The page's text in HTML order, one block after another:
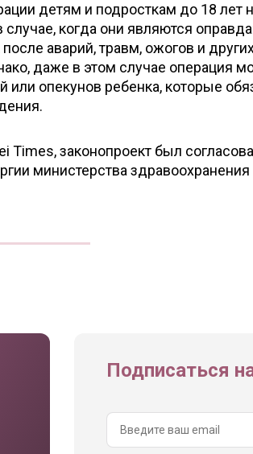
детям и подросткам до 18 лет
случае, когда они являются
аварий, травм, ожогов и
даже в этом случае операция
или опекунов ребенка, которые
Times, законопроект был
министерства
Подписаться